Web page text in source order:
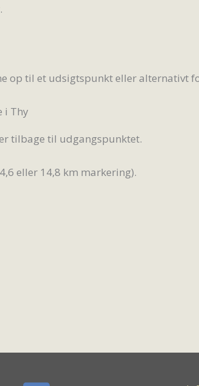
op til et udsigtspunkt eller alternativt
tilbage til udgangspunktet.
eller 14,8 km markering).